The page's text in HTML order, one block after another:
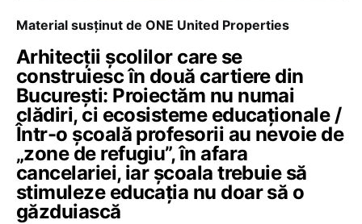
Material susținut de ONE United Properties
Arhitecții școlilor care se
construiesc în două cartiere din
București: Proiectăm nu numai
clădiri, ci ecosisteme educaționale /
Într-o școală profesorii au nevoie de
„zone de refugiu”, în afara
cancelariei, iar școala trebuie să
stimuleze educația nu doar să o
găzduiască